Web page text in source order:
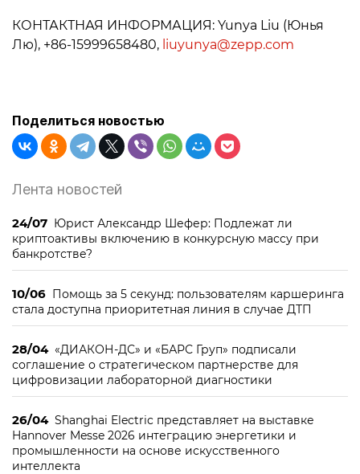
КОНТАКТНАЯ ИНФОРМАЦИЯ: Yunya Liu (Юнья
Лю), +86-15999658480, liuyunya@zepp.com
Поделиться новостью
Лента новостей
24/07 Юрист Александр Шефер: Подлежат ли
криптоактивы включению в конкурсную массу при
банкротстве?
10/06 Помощь за 5 секунд: пользователям каршеринга
стала доступна приоритетная линия в случае ДТП
28/04 «ДИАКОН-ДС» и «БАРС Груп» подписали
соглашение о стратегическом партнерстве для
цифровизации лабораторной диагностики
26/04 Shanghai Electric представляет на выставке
Hannover Messe 2026 интеграцию энергетики и
промышленности на основе искусственного
интеллекта